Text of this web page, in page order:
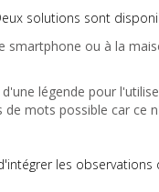
solutions sont
smartphone ou à la
légende pour
mots possible car ce
les observations